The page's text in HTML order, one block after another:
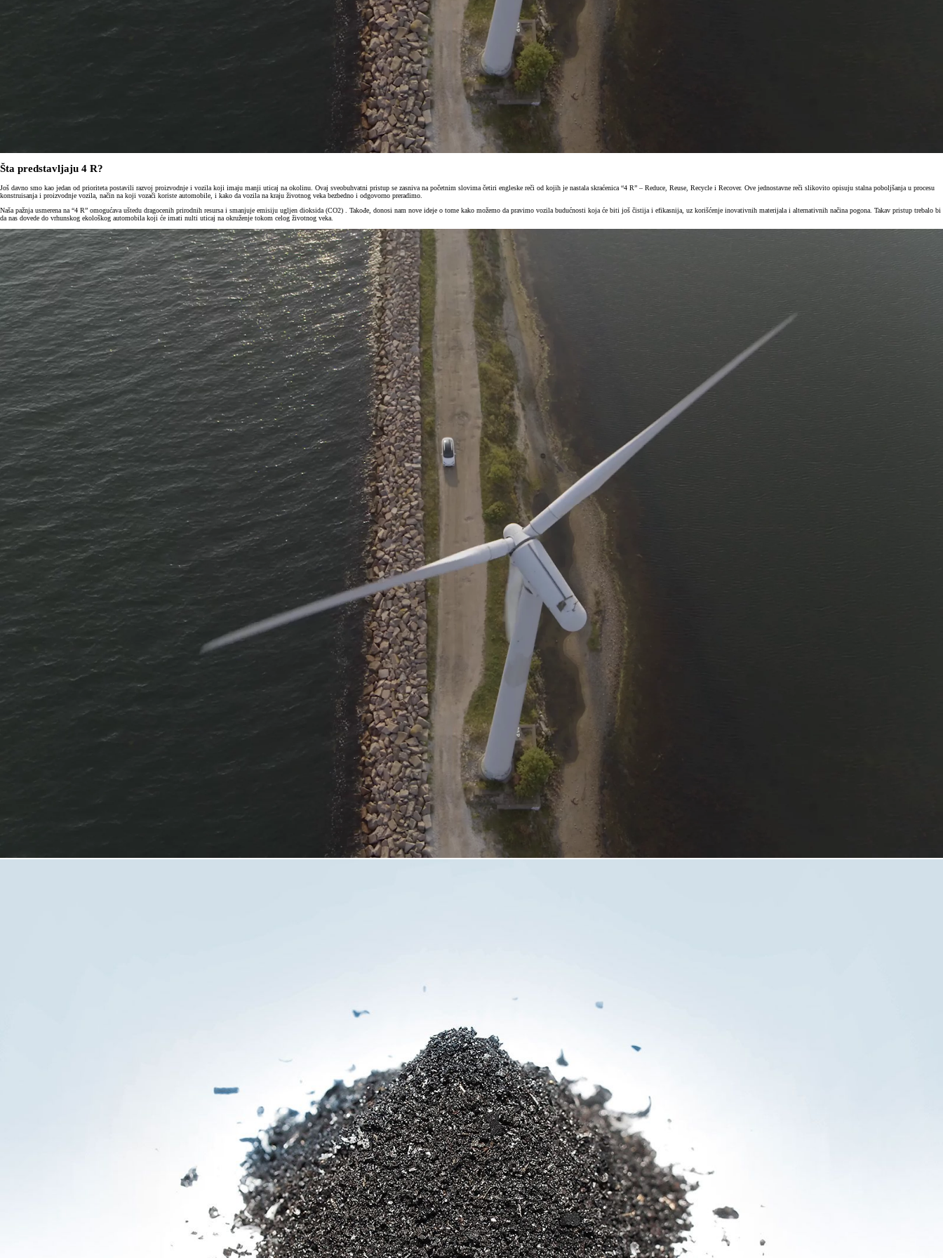
Šta predstavljaju 4 R?
Još davno smo kao jedan od prioriteta postavili razvoj proizvodnje i vozila koji imaju manji uticaj na okolinu. Ovaj sveobuhvatni pristup se zasniva na početnim slovima četiri engleske reči od kojih je nastala skraćenica “4 R” – Reduce, Reuse, Recycle i Recover. Ove jednostavne reči slikovito opisuju stalna poboljšanja u procesu
konstruisanja i proizvodnje vozila, način na koji vozači koriste automobile, i kako da vozila na kraju životnog veka bezbedno i odgovorno preradimo.
Naša pažnja usmerena na “4 R” omogućava uštedu dragocenih prirodnih resursa i smanjuje emisiju ugljen dioksida (CO2) . Takođe, donosi nam nove ideje o tome kako možemo da pravimo vozila budućnosti koja će biti još čistija i efikasnija, uz korišćenje inovativnih materijala i alternativnih načina pogona. Takav pristup trebalo bi
da nas dovede do vrhunskog ekološkog automobila koji će imati nulti uticaj na okruženje tokom celog životnog veka.